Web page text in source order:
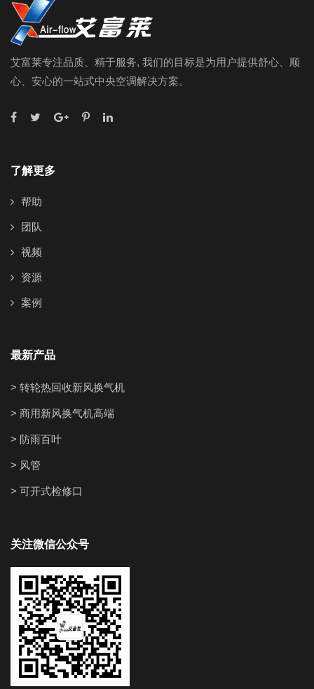
艾富莱专注品质、精于服务, 我们的目标是为用户提供舒心、顺
心、安心的一站式中央空调解决方案。
了解更多
帮助
团队
视频
资源
案例
最新产品
> 转轮热回收新风换气机
> 商用新风换气机高端
> 防雨百叶
> 风管
> 可开式检修口
关注微信公众号